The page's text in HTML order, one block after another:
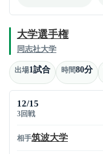
大学選手権
同志社大学
出場1試合 時間80分
12/15
3回戦
相手筑波大学